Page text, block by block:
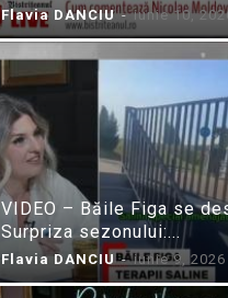
Flavia DANCIU - iunie 10,
VIDEO – Băile Figa se
Surpriza sezonului:...
Flavia DANCIU - iunie 9, 2026